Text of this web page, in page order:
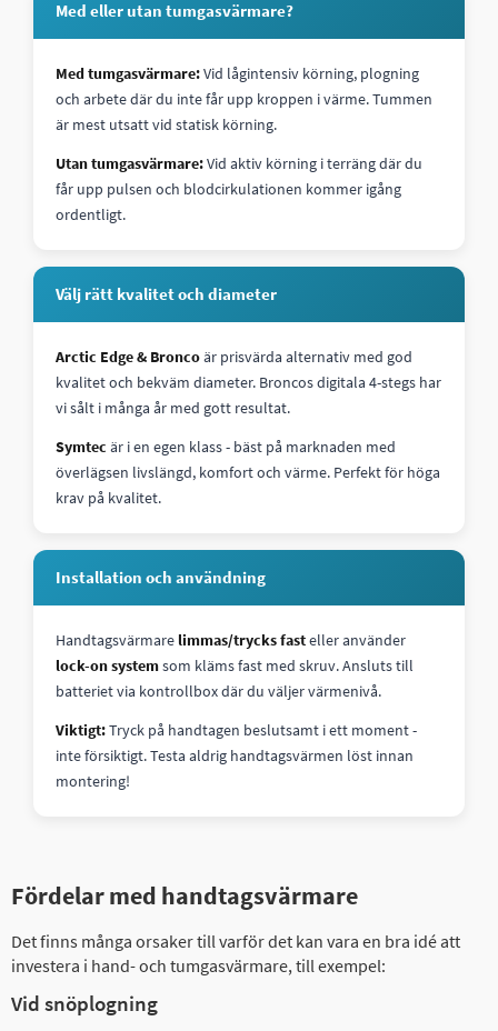
Med eller utan tumgasvärmare?
Med tumgasvärmare:Vid lågintensiv körning, plogning
och arbete där du inte får upp kroppen i värme. Tummen
är mest utsatt vid statisk körning.
Utan tumgasvärmare:Vid aktiv körning i terräng där du
får upp pulsen och blodcirkulationen kommer igång
ordentligt.
Välj rätt kvalitet och diameter
Arctic Edge & Broncoär prisvärda alternativ med god
kvalitet och bekväm diameter. Broncos digitala 4-stegs har
vi sålt i många år med gott resultat.
Symtec är i en egen klass - bäst på marknaden med
överlägsen livslängd, komfort och värme. Perfekt för höga
krav på kvalitet.
Installation och användning
Handtagsvärmare limmas/trycks fasteller använder
lock-on systemsom kläms fast med skruv. Ansluts till
batteriet via kontrollbox där du väljer värmenivå.
Viktigt:Tryck på handtagen beslutsamt i ett moment -
inte försiktigt. Testa aldrig handtagsvärmen löst innan
montering!
Fördelar med handtagsvärmare
Det finns många orsaker till varför det kan vara en bra idé att
investera i hand- och tumgasvärmare, till exempel:
Vid snöplogning